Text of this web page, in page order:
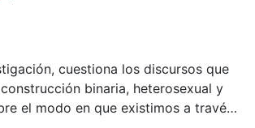
cuestiona los discursos que
binaria, heterosexual y
el modo en que existimos a través